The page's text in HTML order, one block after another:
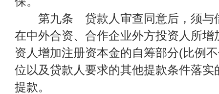
第九条 贷款人审查同意后，须与
在中外合资、合作企业外方投资人所
资人增加注册资本金的自筹部分(比例
位以及贷款人要求的其他提款条件落
提款。